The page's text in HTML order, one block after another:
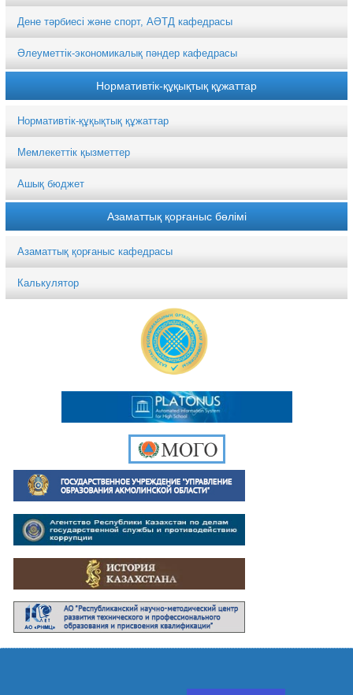
Дене тәрбиесі және спорт, АӘТД кафедрасы
Әлеуметтік-экономикалық пәндер кафедрасы
Нормативтік-құқықтық құжаттар
Нормативтік-құқықтық құжаттар
Мемлекеттік қызметтер
Ашық бюджет
Азаматтық қорғаныс бөлімі
Азаматтық қорғаныс кафедрасы
Калькулятор